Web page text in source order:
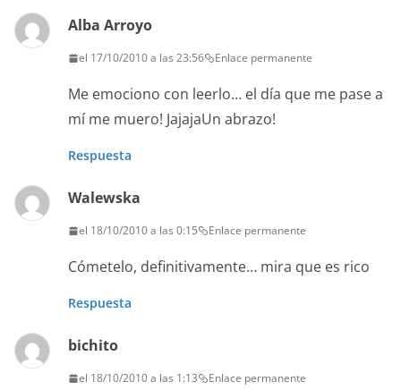
Alba Arroyo
el 17/10/2010 a las 23:56 Enlace permanente
Me emociono con leerlo… el día que me pase a
mí me muero! JajajaUn abrazo!
Respuesta
Walewska
el 18/10/2010 a las 0:15 Enlace permanente
Cómetelo, definitivamente… mira que es rico
Respuesta
bichito
el 18/10/2010 a las 1:13 Enlace permanente